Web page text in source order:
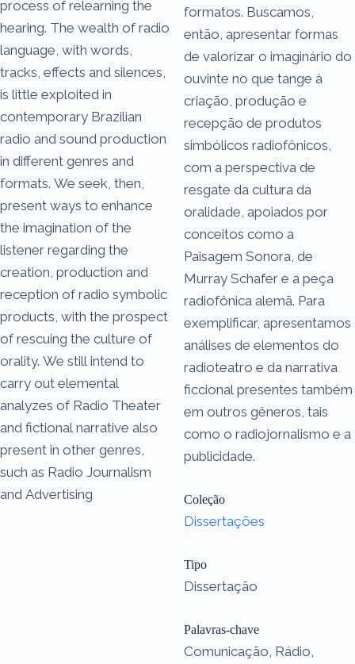
process of relearning the
hearing. The wealth of radio
language, with words,
tracks, effects and silences,
is little exploited in
contemporary Brazilian
radio and sound production
in different genres and
formats. We seek, then,
present ways to enhance
the imagination of the
listener regarding the
creation, production and
reception of radio symbolic
products, with the prospect
of rescuing the culture of
orality. We still intend to
carry out elemental
analyzes of Radio Theater
and fictional narrative also
present in other genres,
such as Radio Journalism
and Advertising
formatos. Buscamos,
então, apresentar formas
de valorizar o imaginário do
ouvinte no que tange à
criação, produção e
recepção de produtos
simbólicos radiofônicos,
com a perspectiva de
resgate da cultura da
oralidade, apoiados por
conceitos como a
Paisagem Sonora, de
Murray Schafer e a peça
radiofônica alemã. Para
exemplificar, apresentamos
análises de elementos do
radioteatro e da narrativa
ficcional presentes também
em outros gêneros, tais
como o radiojornalismo e a
publicidade.
Coleção
Dissertações
Tipo
Dissertação
Palavras-chave
Comunicação, Rádio,